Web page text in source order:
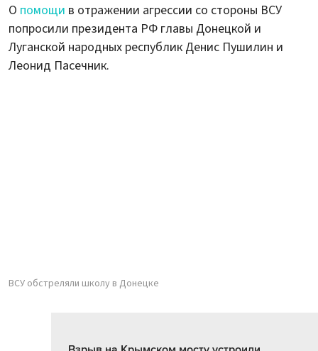
О помощи в отражении агрессии со стороны ВСУ
попросили президента РФ главы Донецкой и
Луганской народных республик Денис Пушилин и
Леонид Пасечник.
ВСУ обстреляли школу в Донецке